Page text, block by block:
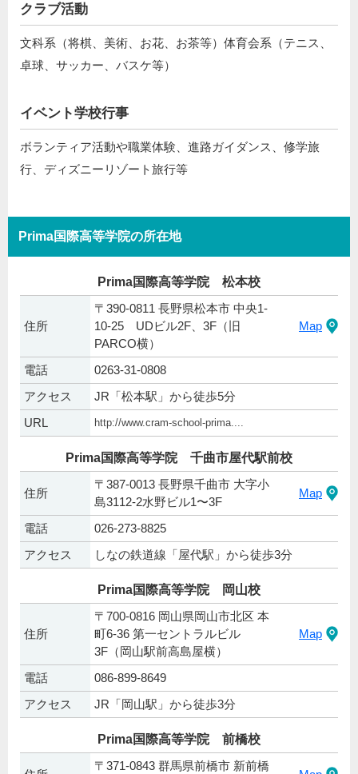
クラブ活動
文科系（将棋、美術、お花、お茶等）体育会系（テニス、
卓球、サッカー、バスケ等）
イベント学校行事
ボランティア活動や職業体験、進路ガイダンス、修学旅
行、ディズニーリゾート旅行等
Prima国際高等学院の所在地
Prima国際高等学院 松本校
住所
〒390-0811 長野県松本市 中央1-
10-25 UDビル2F、3F（旧
PARCO横）
Map
電話
0263-31-0808
アクセス
JR「松本駅」から徒歩5分
URL
http://www.cram-school-prima....
Prima国際高等学院 千曲市屋代駅前校
住所
〒387-0013 長野県千曲市 大字小
島3112-2水野ビル1〜3F
Map
電話
026-273-8825
アクセス
しなの鉄道線「屋代駅」から徒歩3分
Prima国際高等学院 岡山校
住所
〒700-0816 岡山県岡山市北区 本
町6-36 第一セントラルビル
3F（岡山駅前高島屋横）
Map
電話
086-899-8649
アクセス
JR「岡山駅」から徒歩3分
Prima国際高等学院 前橋校
〒371-0843 群馬県前橋市 新前橋